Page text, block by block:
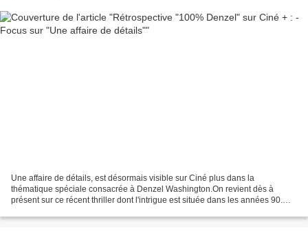
Une affaire de détails, est désormais visible sur Ciné plus dans la
thématique spéciale consacrée à Denzel Washington.On revient dès à
présent sur ce récent thriller dont l'intrigue est située dans les années 90.